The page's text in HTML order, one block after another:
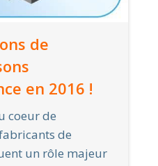
de
en 2016 !
coeur de
de
un rôle majeur